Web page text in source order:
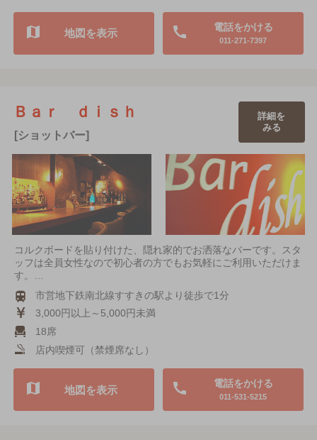
電話をかける
011-271-7397
地図を表示
Ｂａｒ ｄｉｓｈ
[ショットバー]
詳細を
みる
コルクボードを貼り付けた、隠れ家的でお洒落なバーです。スタ
ッフは全員女性なので初心者の方でもお気軽にご利用いただけま
す。…
市営地下鉄南北線すすきの駅より徒歩で1分
3,000円以上～5,000円未満
18席
店内喫煙可（禁煙席なし）
電話をかける
011-531-5215
地図を表示